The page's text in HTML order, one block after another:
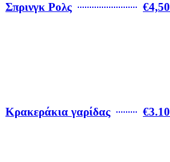
Σπρινγκ Ρολς €4,50
Κρακεράκια γαρίδας €3.10